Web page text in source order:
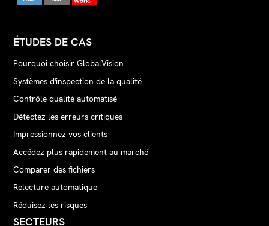
ÉTUDES DE CAS
Pourquoi choisir GlobalVision
Systèmes d'inspection de la qualité
Contrôle qualité automatisé
Détectez les erreurs critiques
Impressionnez vos clients
Accédez plus rapidement au marché
Comparer des fichiers
Relecture automatique
Réduisez les risques
SECTEURS